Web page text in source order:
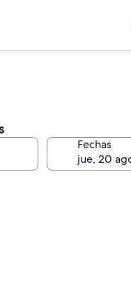
Fechas